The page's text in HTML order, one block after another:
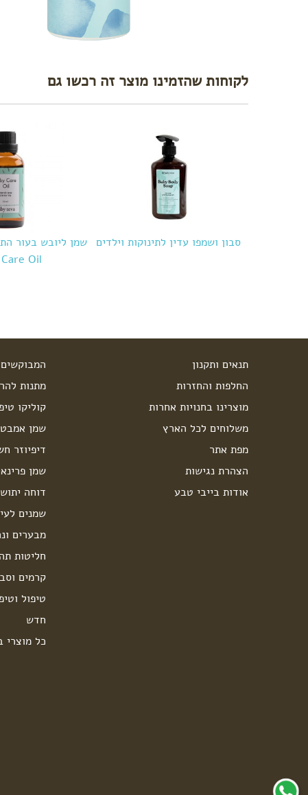
לקוחות שהזמינו מוצר זה רכשו גם
סבון ושמפו עדין לתינוקות וילדים
שמן ליובש בעור
Oil
תנאים ותקנון
החלפות והחזרות
מוצרינו בחנויות אחרות
משלוחים לכל הארץ
מפת אתר
הצהרת נגישות
אודות בייבי טבע
מתנות
קוליקו
שמן אמבט
דיפיוזר
שמן
דוחה
שמנים
מבערים
חליטות
קרמים
טיפול
חדש
כל מוצרי